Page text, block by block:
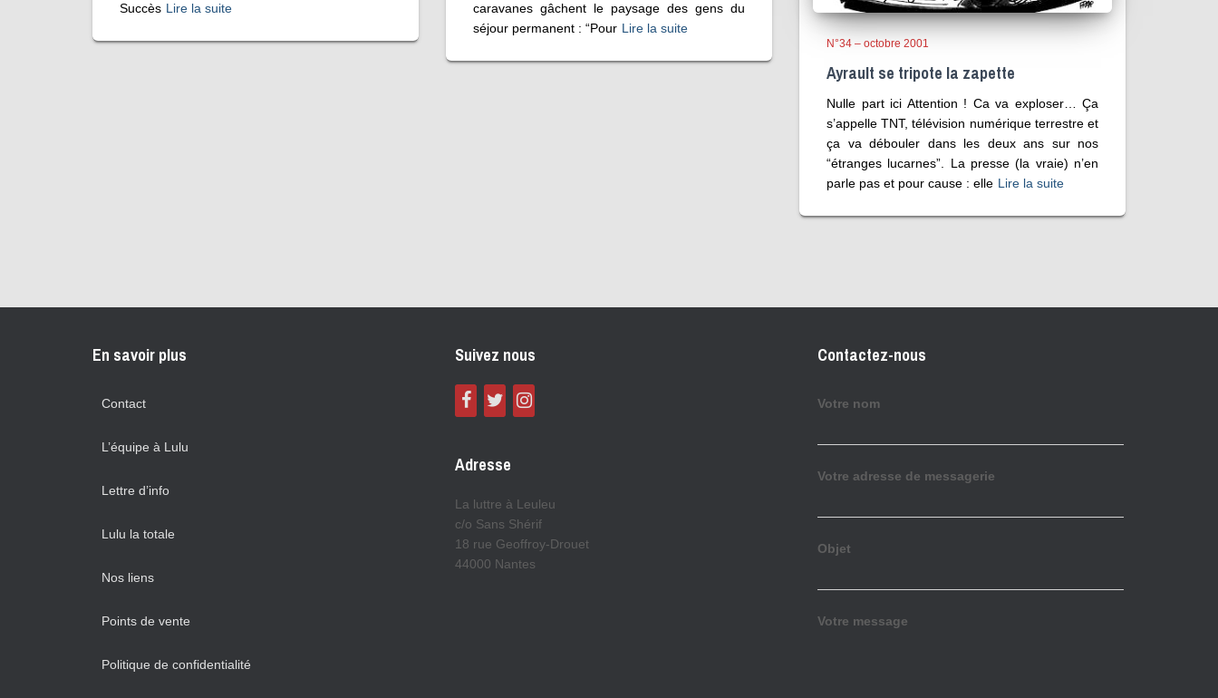
Succès Lire la suite
caravanes gâchent le paysage des gens du
séjour permanent : “Pour Lire la suite
N°34 – octobre 2001
Ayrault se tripote la zapette
Nulle part ici Attention ! Ca va exploser… Ça
s’appelle TNT, télévision numérique terrestre et
ça va débouler dans les deux ans sur nos
“étranges lucarnes”. La presse (la vraie) n’en
parle pas et pour cause : elle Lire la suite
En savoir plus
Contact
L’équipe à Lulu
Lettre d’info
Lulu la totale
Nos liens
Points de vente
Politique de confidentialité
Suivez nous
Adresse
La luttre à Leuleu
c/o Sans Shérif
18 rue Geoffroy-Drouet
44000 Nantes
Contactez-nous
Votre nom
Votre adresse de messagerie
Objet
Votre message